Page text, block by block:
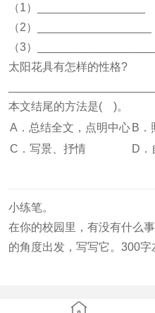
（1）_________________
（2）__________________
（3）___________________
太阳花具有怎样的性格?
本文结尾的方法是( )。
A．总结全文，点明中心 B．
C．写景、抒情
D．
小练笔。
在你的校园里，有没有什么
的角度出发，写写它。300字